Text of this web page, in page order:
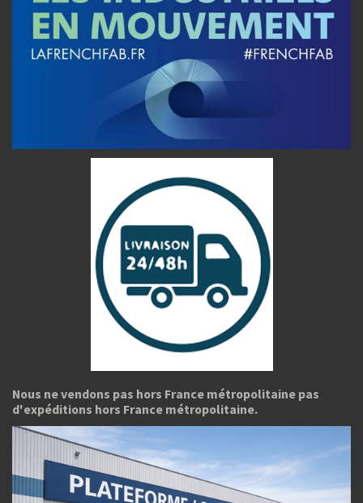
Nous ne vendons pas hors France métropolitaine pas
d'expéditions hors France métropolitaine.